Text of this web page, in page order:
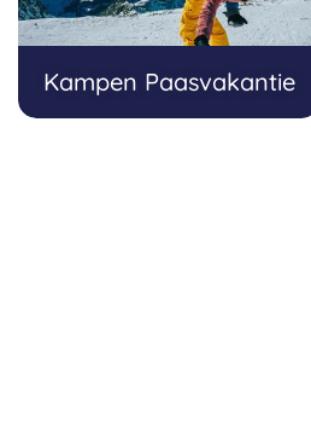
Kampen Paasvakantie